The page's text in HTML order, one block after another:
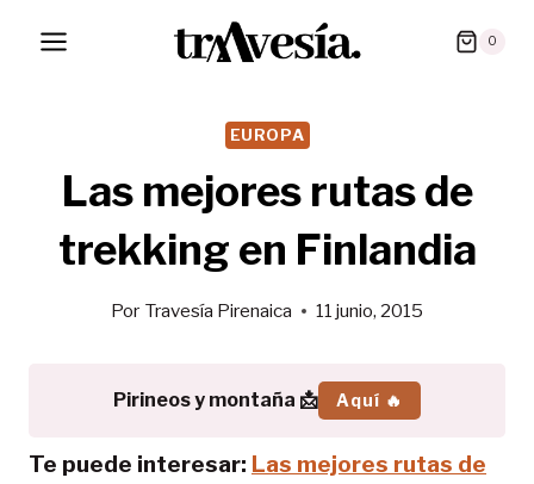
0
EUROPA
Las mejores rutas de
trekking en Finlandia
Por Travesía Pirenaica 11 junio, 2015
Pirineos y montaña 📩 Aquí 🔥
Te puede interesar: Las mejores rutas de